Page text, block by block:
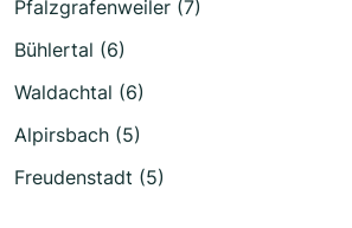
Pfalzgrafenweiler (7)
Bühlertal (6)
Waldachtal (6)
Alpirsbach (5)
Freudenstadt (5)